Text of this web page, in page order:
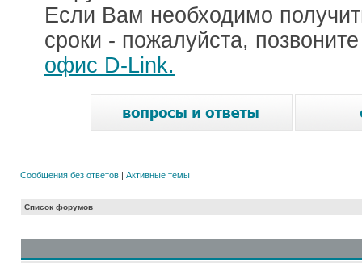
Если Вам необходимо
сроки - пожалуйста,
офис D-Link.
Сообщения без ответов | Активные темы
Список форумов